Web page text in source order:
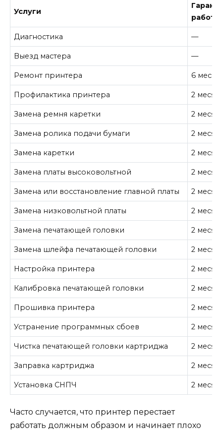
Услуги
работу
Диагностика —
Выезд мастера —
Ремонт принтера 6
Профилактика принтера 2
Замена ремня каретки 2
Замена ролика подачи бумаги 2
Замена каретки 2
Замена платы высоковольтной 2
Замена или восстановление главной платы 2
Замена низковольтной платы 2
Замена печатающей головки 2
Замена шлейфа печатающей головки 2
Настройка принтера 2
Калибровка печатающей головки 2
Прошивка принтера 2
Устранение программных сбоев 2
Чистка печатающей головки картриджа 2
Заправка картриджа 2
Установка СНПЧ 2
Часто случается, что принтер перестает
работать должным образом и начинает плохо